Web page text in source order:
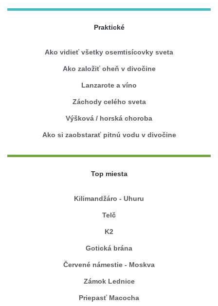
Praktické
Ako vidieť všetky osemtisícovky sveta
Ako založiť oheň v divočine
Lanzarote a víno
Záchody celého sveta
Výšková / horská choroba
Ako si zaobstarať pitnú vodu v divočine
Top miesta
Kilimandžáro - Uhuru
Telč
K2
Gotická brána
Červené námestie - Moskva
Zámok Lednice
Priepasť Macocha